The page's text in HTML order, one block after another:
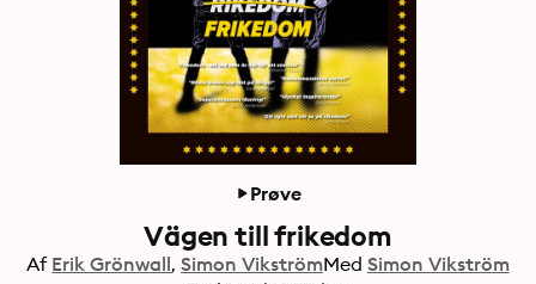
Prøve
Vägen till frikedom
Af Erik Grönwall Simon VikströmMed Simon Vikström